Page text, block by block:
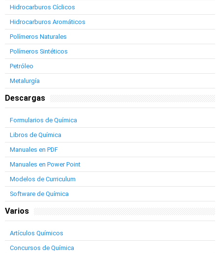
Hidrocarburos Cíclicos
Hidrocarburos Aromáticos
Polímeros Naturales
Polímeros Sintéticos
Petróleo
Metalurgía
Descargas
Formularios de Química
Libros de Química
Manuales en PDF
Manuales en Power Point
Modelos de Curriculum
Software de Química
Varios
Artículos Químicos
Concursos de Química